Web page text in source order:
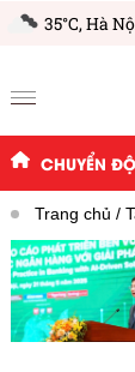
35°C,Hà
CHUYỂN
Trang chủ